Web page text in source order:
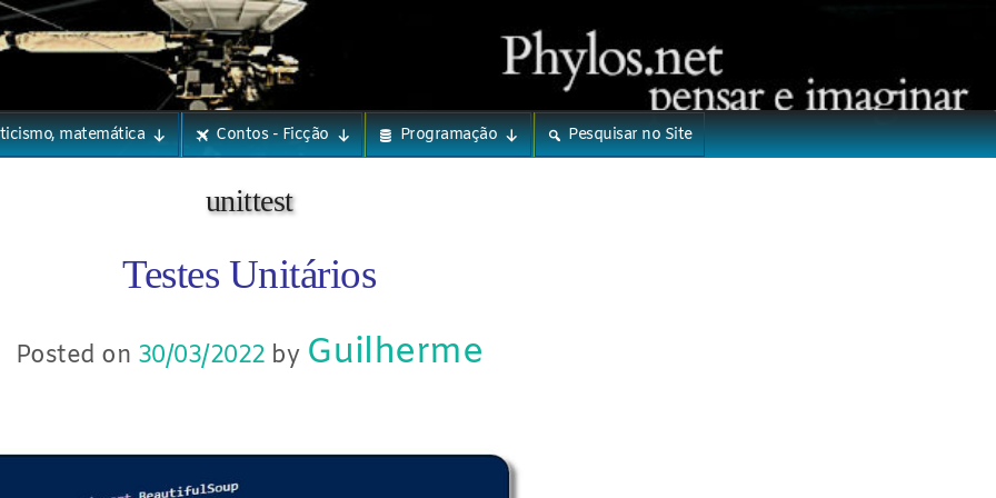
matemática Contos - Ficção Programação Pesquisar no Site
unittest
Testes Unitários
Posted on 30/03/2022 by Guilherme